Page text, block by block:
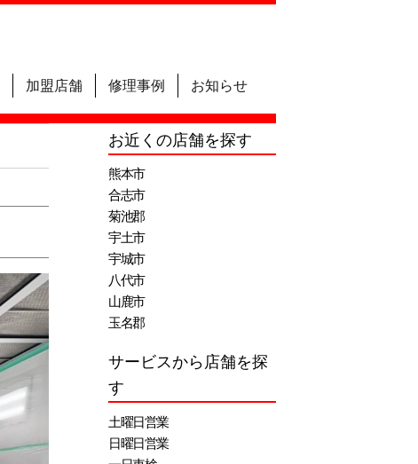
加盟店舗 修理事例 お知らせ
お近くの店舗を探す
熊本市
合志市
菊池郡
宇土市
宇城市
八代市
山鹿市
玉名郡
サービスから店舗を探
す
土曜日営業
日曜日営業